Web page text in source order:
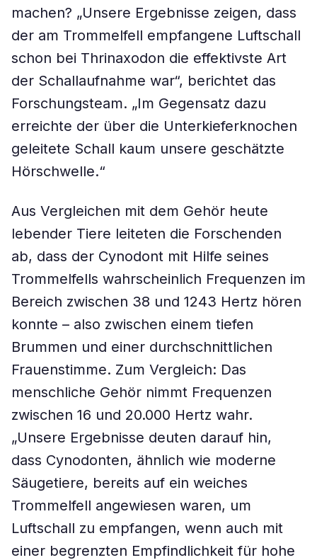
machen? „Unsere Ergebnisse zeigen, dass
der am Trommelfell empfangene Luftschall
schon bei Thrinaxodon die effektivste Art
der Schallaufnahme war“, berichtet das
Forschungsteam. „Im Gegensatz dazu
erreichte der über die Unterkieferknochen
geleitete Schall kaum unsere geschätzte
Hörschwelle.“
Aus Vergleichen mit dem Gehör heute
lebender Tiere leiteten die Forschenden
ab, dass der Cynodont mit Hilfe seines
Trommelfells wahrscheinlich Frequenzen im
Bereich zwischen 38 und 1243 Hertz hören
konnte – also zwischen einem tiefen
Brummen und einer durchschnittlichen
Frauenstimme. Zum Vergleich: Das
menschliche Gehör nimmt Frequenzen
zwischen 16 und 20.000 Hertz wahr.
„Unsere Ergebnisse deuten darauf hin,
dass Cynodonten, ähnlich wie moderne
Säugetiere, bereits auf ein weiches
Trommelfell angewiesen waren, um
Luftschall zu empfangen, wenn auch mit
einer begrenzten Empfindlichkeit für hohe